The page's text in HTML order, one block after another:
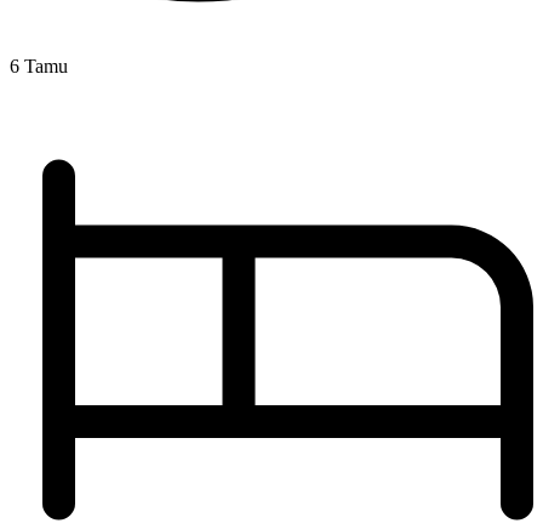
6 Tamu